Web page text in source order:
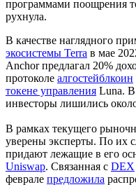
программами поощрения
рухнула.
В качестве наглядного
экосистемы Terra в мае
Anchor предлагал 20%
протоколе алгостейблкоин
токене управления Luna. В
инвесторы лишились
В рамках текущего
уверены эксперты. По их
придают лежащие в его
Uniswap. Связанная с DEX
феврале предложила